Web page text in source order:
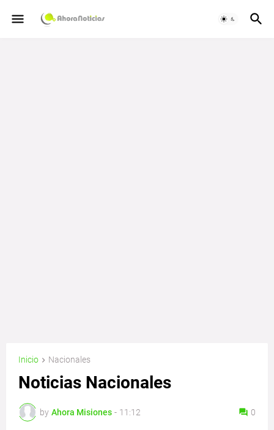
Inicio Nacionales
Noticias Nacionales
by Ahora Misiones - 11:12 0